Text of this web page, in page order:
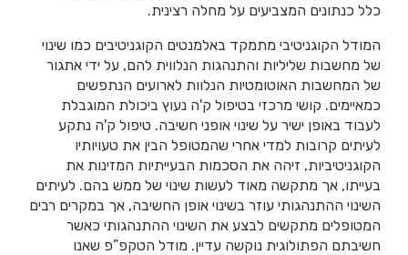
כלל כנתונים המצביעים על מחלה רצינית.
המודל הקוגניטיבי מתמקד באלמנטים הקוגניטיבים כמו שינוי
של מחשבות שליליות והתנהגות הנלווית להם, על ידי אתגור
של המחשבות האוטומטיות הנלוות לארועים הנתפשים
כמאיימים. קושי מרכזי בטיפול ק'ה נעוץ ביכולת המוגבלת
לעבוד באופן ישיר על שינוי אופני חשיבה. טיפול ק'ה נתקע
לעיתים קרובות למדי אחרי שהמטופל הבין את טעויותיו
הקוגניטיביות, זיהה את הסכמות הבעייתיות המזינות את
בעייתו, אך מתקשה מאוד לעשות שינוי של ממש בהם. לעיתים
השינוי ההתנהגותי עוזר בשינוי אופן החשיבה, אך במקרים רבים
המטופלים מתקשים לבצע את השינוי ההתנהגותי כאשר
חשיבתם הפתולוגית נוקשה עדיין. מודל הטקפ”פ שאנו